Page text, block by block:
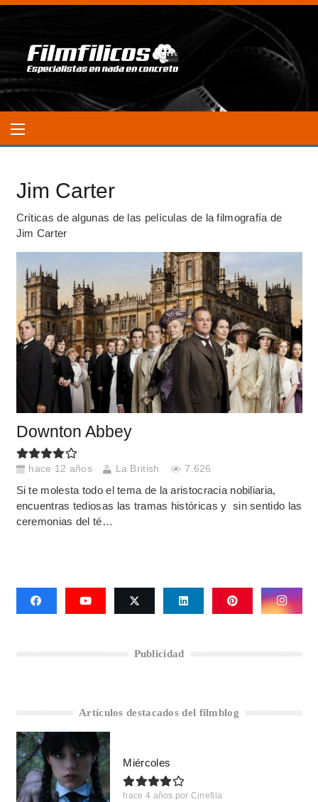
Jim Carter
Críticas de algunas de las películas de la filmografía de
Jim Carter
Downton Abbey
hace 12 años La British 7.626
Si te molesta todo el tema de la aristocracia nobiliaria,
encuentras tediosas las tramas históricas y sin sentido las
ceremonias del té…
Publicidad
Artículos destacados del filmblog
Miércoles
hace 4 años por Cinefila